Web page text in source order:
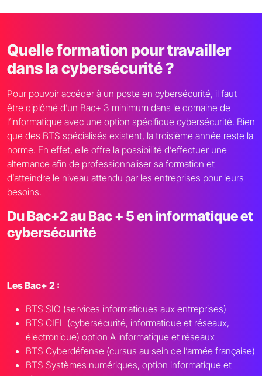
Quelle formation pour travailler
dans la cybersécurité ?
Pour pouvoir accéder à un poste en cybersécurité, il faut
être diplômé d’un Bac+ 3 minimum dans le domaine de
l’informatique avec une option spécifique cybersécurité. Bien
que des BTS spécialisés existent, la troisième année reste la
norme. En effet, elle offre la possibilité d’effectuer une
alternance afin de professionnaliser sa formation et
d’atteindre le niveau attendu par les entreprises pour leurs
besoins.
Du Bac+2 au Bac + 5 en informatique et
cybersécurité
Les Bac+ 2 :
BTS SIO (services informatiques aux entreprises)
BTS CIEL (cybersécurité, informatique et réseaux,
électronique) option A informatique et réseaux
BTS Cyberdéfense (cursus au sein de l’armée française)
BTS Systèmes numériques, option informatique et